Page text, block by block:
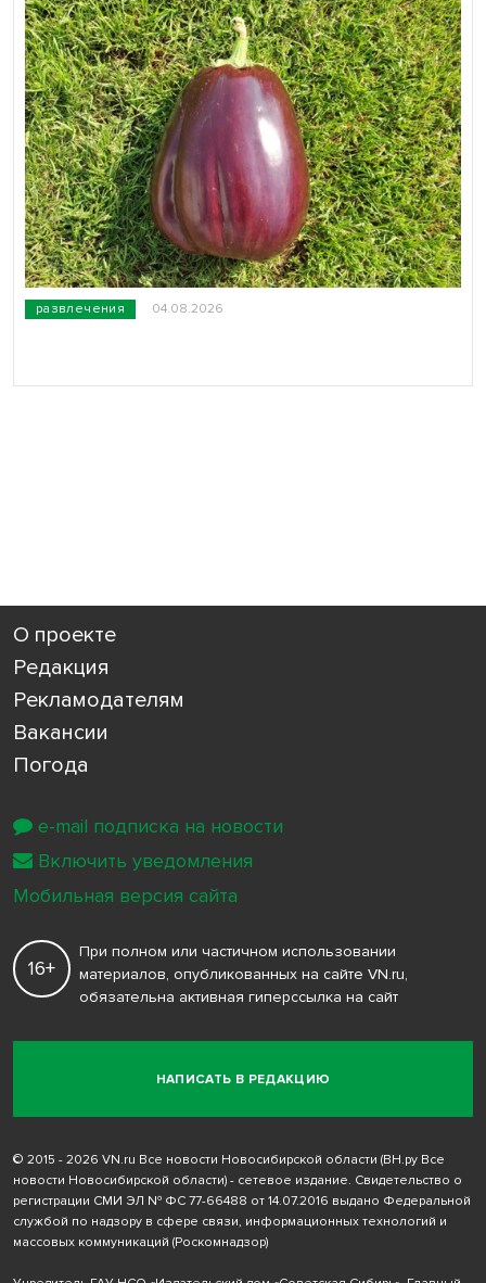
развлечения 04.08.2026
О проекте
Редакция
Рекламодателям
Вакансии
Погода
НАПИСАТЬ В РЕДАКЦИЮ
16+
При полном или частичном использовании
материалов, опубликованных на сайте VN.ru,
обязательна активная гиперссылка на сайт
© 2015 - 2026 VN.ru Все новости Новосибирской области (ВН.ру Все
новости Новосибирской области) - сетевое издание. Свидетельство о
регистрации СМИ ЭЛ № ФС 77-66488 от 14.07.2016 выдано Федеральной
службой по надзору в сфере связи, информационных технологий и
массовых коммуникаций (Роскомнадзор)
e-mail подписка на новости
Включить уведомления
Мобильная версия сайта